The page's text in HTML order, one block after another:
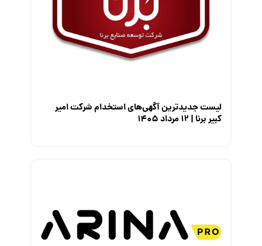
معرفی متخصصان منابع انسانی
لیست جدیدترین آگهی‌های استخدام شرکت امیر
کبیر برنا | ۱۲ مرداد ۱۴۰۵